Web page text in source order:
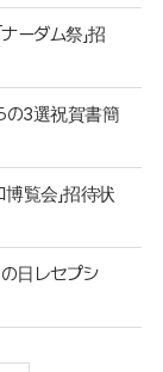
ーダム祭」招
の3選祝賀書簡
博覧会」招待状
の日レセプシ